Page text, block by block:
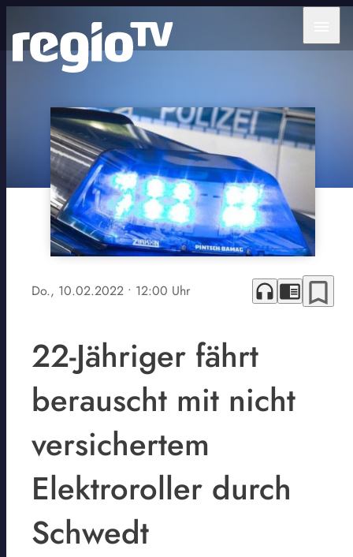
Do., 10.02.2022 • 12:00 Uhr headphones chrome_reader_mode bookmark_border
22-Jähriger fährt
berauscht mit nicht
versichertem
Elektroroller durch
Schwedt